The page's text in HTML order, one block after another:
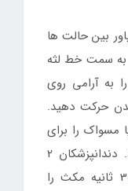
بین حالت ها
به سمت خط لثه
به آرامی روی
حرکت دهید.
مسواک را برای
مدت طولانی روی ناحیه قرار ندهید. دندانپزشکان 2
دقیقه برای مسواک زدن و هر هر 30 ثانیه مکث را